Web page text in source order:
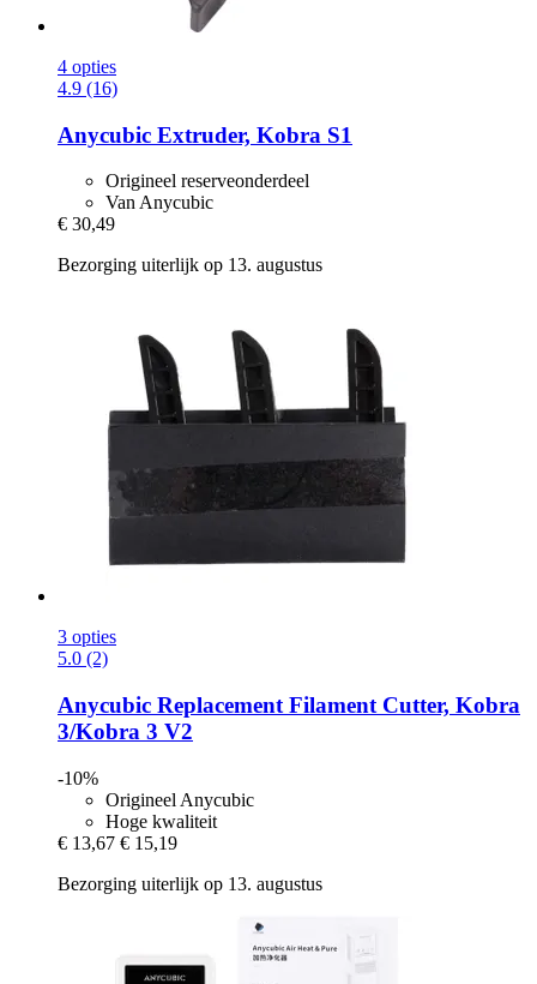
4 opties
4.9 (16)
Anycubic Extruder, Kobra S1
Origineel reserveonderdeel
Van Anycubic
€ 30,49
Bezorging uiterlijk op 13. augustus
3 opties
5.0 (2)
Anycubic Replacement Filament Cutter, Kobra
3/Kobra 3 V2
-10%
Origineel Anycubic
Hoge kwaliteit
€ 13,67 € 15,19
Bezorging uiterlijk op 13. augustus